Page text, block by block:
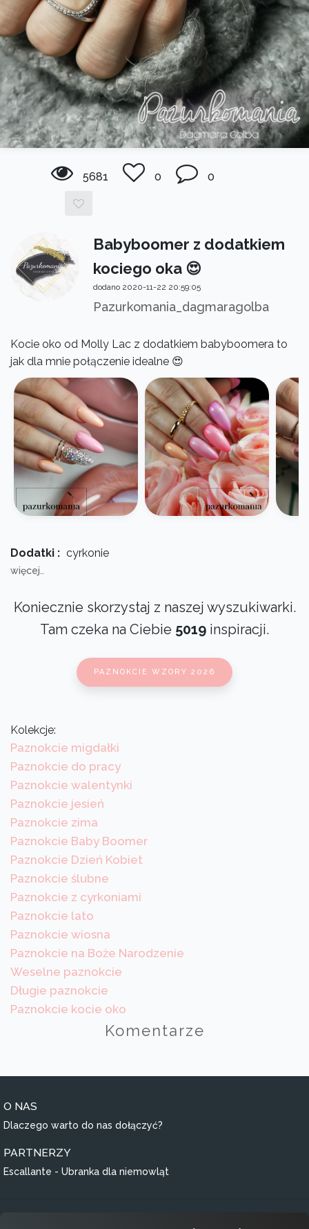
5681 0 0
Babyboomer z dodatkiem
kociego oka 😍
dodano 2020-11-22 20:59:05
Pazurkomania_dagmaragolba
Kocie oko od Molly Lac z dodatkiem babyboomera to
jak dla mnie połączenie idealne 😍
Dodatki : cyrkonie
więcej..
Koniecznie skorzystaj z naszej wyszukiwarki.
Tam czeka na Ciebie 5019 inspiracji.
PAZNOKCIE WZORY 2026
Kolekcje:
Paznokcie migdałki
Paznokcie do pracy
Paznokcie walentynki
Paznokcie jesień
Paznokcie zima
Paznokcie Baby Boomer
Paznokcie Dzień Kobiet
Paznokcie ślubne
Paznokcie z cyrkoniami
Paznokcie lato
Paznokcie wiosna
Paznokcie na Boże Narodzenie
Weselne paznokcie
Długie paznokcie
Paznokcie kocie oko
Komentarze
O NAS
Dlaczego warto do nas dołączyć?
PARTNERZY
Escallante - Ubranka dla niemowląt